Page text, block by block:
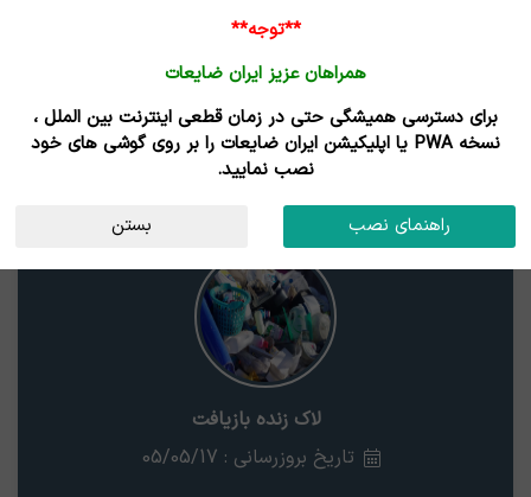
قیمت روز خریداران فروشندگان
نتایج جستجوی قیمت
اردبیل
لاک زنده بازیافت
تاریخ بروزرسانی : 05/05/17
**توجه**
همراهان عزیز ایران ضایعات
برای دسترسی همیشگی حتی در زمان قطعی اینترنت بین الملل ،
نسخه PWA یا اپلیکیشن ایران ضایعات را بر روی گوشی های خود
نصب نمایید.
راهنمای نصب بستن